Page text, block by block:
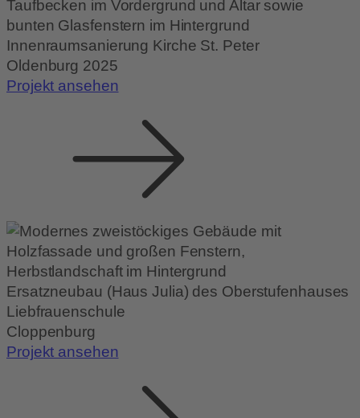
Innenraumsanierung Kirche St. Peter
Oldenburg 2025
Projekt ansehen
Ersatzneubau (Haus Julia) des Oberstufenhauses
Liebfrauenschule
Cloppenburg
Projekt ansehen